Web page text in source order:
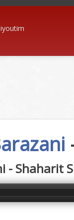
- Shaharit